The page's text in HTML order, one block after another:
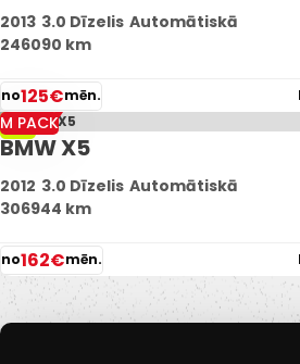
2013 3.0 Dīzelis Automātiskā
246090 km
no125€mēn.
-7%
M PACK
BMW X5
2012 3.0 Dīzelis Automātiskā
306944 km
no162€mēn.